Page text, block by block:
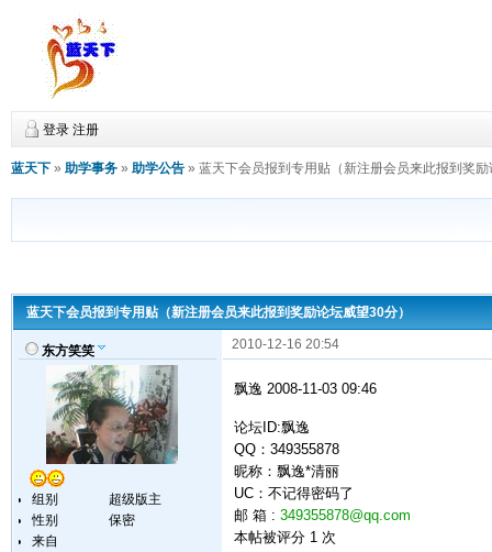
登录 注册
蓝天下» 助学事务» 助学公告» 蓝天下会员报到专用贴（新注册会员来此报到奖
蓝天下会员报到专用贴（新注册会员来此报到奖励论坛威望30分）
东方笑笑
组别
超级版主
性别
保密
来自
2010-12-16 20:54
飘逸 2008-11-03 09:46
论坛ID:飘逸
QQ：349355878
昵称：飘逸*清丽
UC：不记得密码了
邮 箱 : 349355878@qq.com
本帖被评分 1 次